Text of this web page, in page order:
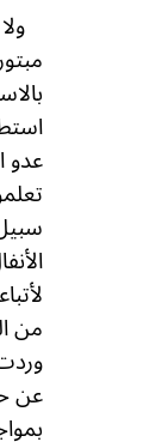
عدو
من
عن